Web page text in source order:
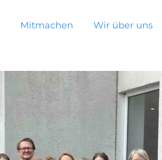
Mitmachen Wir über uns